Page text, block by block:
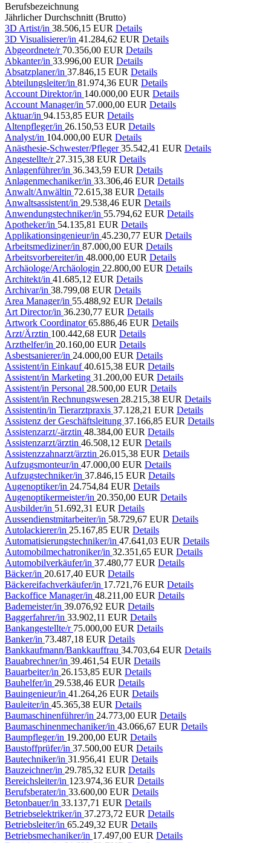
Berufsbezeichnung
Jährlicher Durchschnitt (Brutto)
3D Artist/in 38.506,15 EUR Details
3D Visualisierer/in 41.284,62 EUR Details
Abgeordnete/r 70.356,00 EUR Details
Abkanter/in 33.996,00 EUR Details
Absatzplaner/in 37.846,15 EUR Details
Abteilungsleiter/in 81.974,36 EUR Details
Account Direktor/in 140.000,00 EUR Details
Account Manager/in 57.000,00 EUR Details
Aktuar/in 94.153,85 EUR Details
Altenpfleger/in 26.150,53 EUR Details
Analyst/in 104.000,00 EUR Details
Anästhesie-Schwester/Pfleger35.542,41 EUR Details
Angestellte/r 27.315,38 EUR Details
Anlagenführer/in 36.343,59 EUR Details
Anlagenmechaniker/in 33.306,46 EUR Details
Anwalt/Anwältin 72.615,38 EUR Details
Anwaltsassistent/in 29.538,46 EUR Details
Anwendungstechniker/in 55.794,62 EUR Details
Apotheker/in 54.135,81 EUR Details
Applikationsingenieur/in 45.230,77 EUR Details
Arbeitsmediziner/in 87.000,00 EUR Details
Arbeitsvorbereiter/in 48.000,00 EUR Details
Archäologe/Archäologin 22.800,00 EUR Details
Architekt/in 41.685,12 EUR Details
Archivar/in 38.799,08 EUR Details
Area Manager/in 55.488,92 EUR Details
Art Director/in 36.230,77 EUR Details
Artwork Coordinator65.886,46 EUR Details
Arzt/Ärztin 100.442,68 EUR Details
Arzthelfer/in 20.160,00 EUR Details
Asbestsanierer/in 24.000,00 EUR Details
Assistent/in Einkauf40.615,38 EUR Details
Assistent/in Marketing 31.200,00 EUR Details
Assistent/in Personal 28.500,00 EUR Details
Assistent/in Rechnungswesen 28.215,38 EUR Details
Assistentin/in Tierarztpraxis 37.128,21 EUR Details
Assistenz der Geschäftsleitung 37.166,85 EUR Details
Assistenzarzt/-ärztin 48.384,00 EUR Details
Assistenzarzt/ärztin 46.508,12 EUR Details
Assistenzzahnarzt/ärztin 26.015,38 EUR Details
Aufzugsmonteur/in 47.000,00 EUR Details
Aufzugstechniker/in 37.846,15 EUR Details
Augenoptiker/in 24.754,84 EUR Details
Augenoptikermeister/in 20.350,00 EUR Details
Ausbilder/in 51.692,31 EUR Details
Aussendienstmitarbeiter/in 58.729,67 EUR Details
Autolackierer/in 25.167,85 EUR Details
Automatisierungstechniker/in 47.641,03 EUR Details
Automobilmechatroniker/in 32.351,65 EUR Details
Automobilverkäufer/in 37.480,77 EUR Details
Bäcker/in 20.617,40 EUR Details
Bäckereifachverkäufer/in 17.721,76 EUR Details
Backoffice Manager/in 48.211,00 EUR Details
Bademeister/in 39.076,92 EUR Details
Baggerfahrer/in 33.902,11 EUR Details
Bankangestellte/r 75.000,00 EUR Details
Banker/in 73.487,18 EUR Details
Bankkaufmann/Bankkauffrau 34.703,64 EUR Details
Bauabrechner/in 39.461,54 EUR Details
Bauarbeiter/in 26.153,85 EUR Details
Bauhelfer/in 29.538,46 EUR Details
Bauingenieur/in 41.264,26 EUR Details
Bauleiter/in 45.365,38 EUR Details
Baumaschinenführer/in 24.773,00 EUR Details
Baumaschinenmechaniker/in 43.066,67 EUR Details
Baumpfleger/in 19.200,00 EUR Details
Baustoffprüfer/in 37.500,00 EUR Details
Bautechniker/in 31.956,41 EUR Details
Bauzeichner/in 29.785,32 EUR Details
Bereichsleiter/in 123.974,36 EUR Details
Berufsberater/in 33.600,00 EUR Details
Betonbauer/in 33.137,71 EUR Details
Betriebselektriker/in 37.273,72 EUR Details
Betriebsleiter/in 65.249,32 EUR Details
Betriebsmechaniker/in 17.497,00 EUR Details